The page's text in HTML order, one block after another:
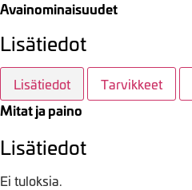
Avainominaisuudet
Lisätiedot
Lisätiedot Tarvikkeet
Mitat ja paino
Lisätiedot
Ei tuloksia.